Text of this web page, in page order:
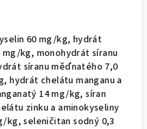
60 mg/kg, hydrát
kg, monohydrát síranu
síranu měďnatého 7,0
hydrát chelátu manganu a
14 mg/kg, síran
zinku a aminokyseliny
kg, seleničitan sodný 0,3